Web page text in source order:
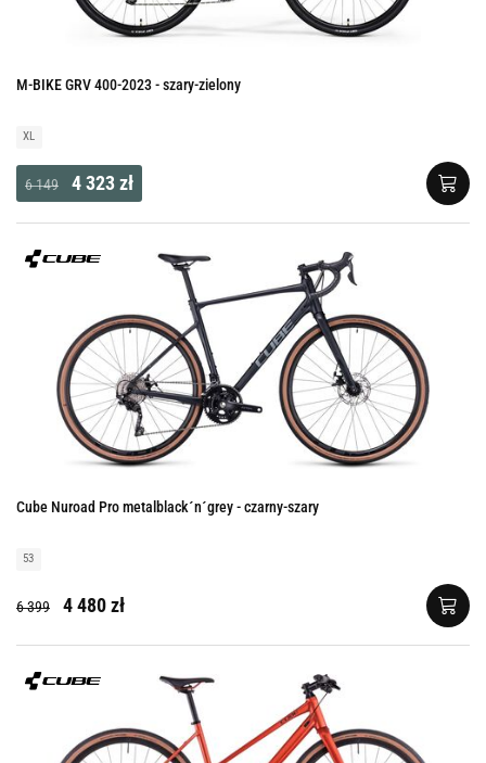
M-BIKE GRV 400-2023 - szary-zielony
XL
6 149 4 323 zł
Cube Nuroad Pro metalblack´n´grey - czarny-szary
53
6 399 4 480 zł